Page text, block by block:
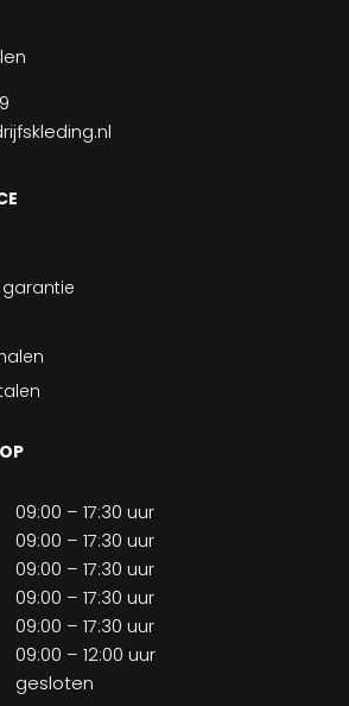
garantie
09:00 – 17:30 uur
09:00 – 17:30 uur
09:00 – 17:30 uur
09:00 – 17:30 uur
09:00 – 17:30 uur
09:00 – 12:00 uur
gesloten